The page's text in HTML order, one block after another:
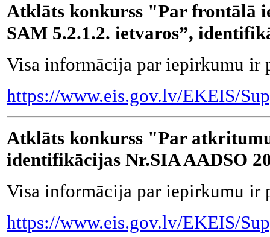
Atklāts konkurss "Par frontālā
SAM 5.2.1.2. ietvaros”,
Visa informācija par iepirkumu ir
https://www.eis.gov.lv/EKEIS/
Atklāts konkurss "Par
identifikācijas Nr.SIA AADSO
Visa informācija par iepirkumu ir
https://www.eis.gov.lv/EKEIS/